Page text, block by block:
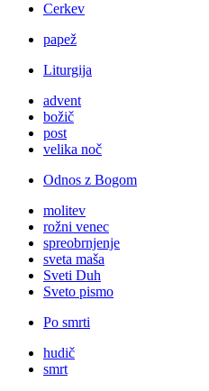
Cerkev
papež
Liturgija
advent
božič
post
velika noč
Odnos z Bogom
molitev
rožni venec
spreobrnjenje
sveta maša
Sveti Duh
Sveto pismo
Po smrti
hudič
smrt